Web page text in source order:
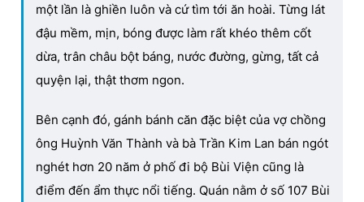
một lần là ghiền luôn và cứ tìm tới ăn hoài. Từng lát
đậu mềm, mịn, bóng được làm rất khéo thêm cốt
dừa, trân châu bột báng, nước đường, gừng, tất cả
quyện lại, thật thơm ngon.
Bên cạnh đó, gánh bánh căn đặc biệt của vợ chồng
ông Huỳnh Văn Thành và bà Trần Kim Lan bán ngót
nghét hơn 20 năm ở phố đi bộ Bùi Viện cũng là
điểm đến ẩm thực nổi tiếng. Quán nằm ở số 107 Bùi